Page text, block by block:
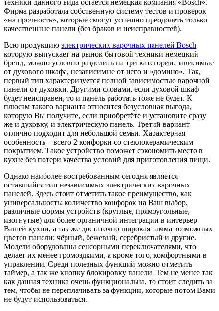
техники данного вида остаётся немецкая компания «Bosch».
Фирма разработала собственную систему тестов и проверок
«на прочность», которые смогут успешно преодолеть только
качественные панели (без браков и неисправностей).
Всю продукцию электрических варочных панелей Bosch,
которую выпускает на рынок бытовой техники немецкий
бренд, можно условно разделить на три категории: зависимые
от духового шкафа, независимые от него и «домино». Так,
первый тип характеризуется полной зависимостью варочной
панели от духовки. Другими словами, если духовой шкаф
будет неисправен, то и панель работать тоже не будет. К
плюсам такого варианта относится безусловная выгода,
которую Вы получите, если приобретёте и установите сразу
же и духовку, и электрическую панель. Третий вариант
отлично подходит для небольшой семьи. Характерная
особенность – всего 2 конфорки со стеклокерамическим
покрытием. Такое устройство поможет сэкономить место в
кухне без потери качества условий для приготовления пищи.
Однако наиболее востребованным сегодня является
оставшийся тип независимых электрических варочных
панелей. Здесь стоит отметить такое преимущество, как
универсальность: количество конфорок на Ваш выбор,
различные формы устройств (круглые, прямоугольные,
изогнутые) для более органичной интеграции в интерьер
Вашей кухни, а так же достаточно широкая гамма возможных
цветов панели: чёрный, бежевый, серебристый и другие.
Модели оборудованы сенсорными переключателями, что
делает их менее громоздкими, а кроме того, комфортными в
управлении. Среди полезных функций можно отметить
таймер, а так же кнопку блокировку панели. Тем не менее так
как данная техника очень функциональна, то стоит следить за
тем, чтобы не переплачивать за функции, которые потом Вами
не будут использоваться.